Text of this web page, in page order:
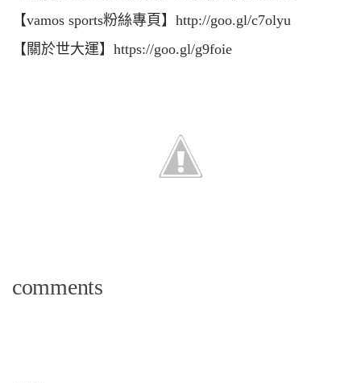
【vamos sports粉絲專頁】http://goo.gl/c7olyu
【關於世大運】https://goo.gl/g9foie
comments